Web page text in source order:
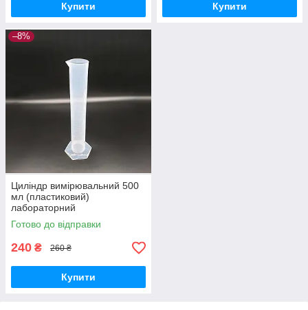
Купити Купити
–8%
Циліндр вимірювальний 500
мл (пластиковий)
лабораторний
Готово до відправки
240 ₴ 260 ₴
Купити